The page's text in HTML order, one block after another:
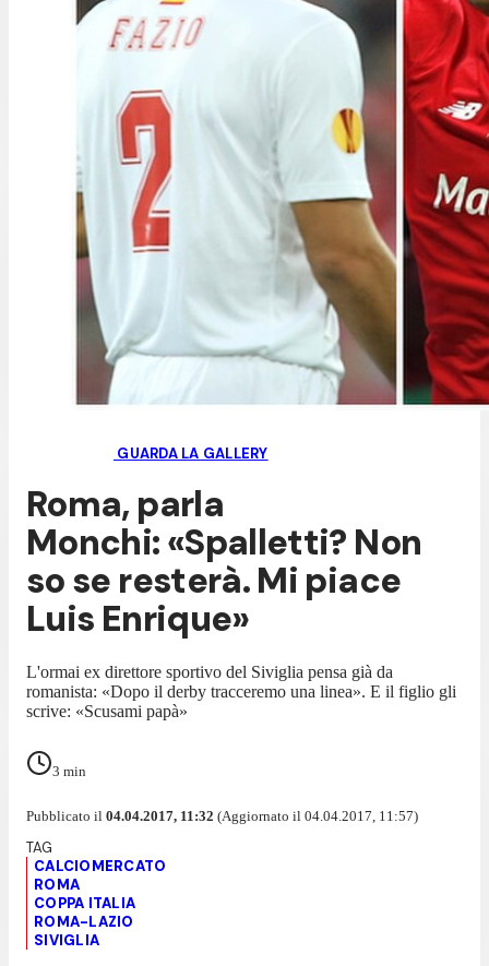
GUARDA LA GALLERY
Roma, parla
Monchi: «Spalletti? Non
so se resterà. Mi piace
Luis Enrique»
L'ormai ex direttore sportivo del Siviglia pensa già da
romanista: «Dopo il derby tracceremo una linea». E il figlio gli
scrive: «Scusami papà»
3 min
Pubblicato il 04.04.2017, 11:32 (Aggiornato il 04.04.2017, 11:57)
CALCIOMERCATO
ROMA
COPPA ITALIA
ROMA-LAZIO
SIVIGLIA